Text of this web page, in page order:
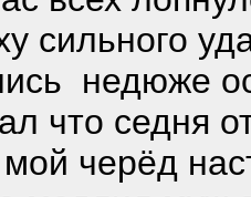
сильного
недюже
что седня
черёд